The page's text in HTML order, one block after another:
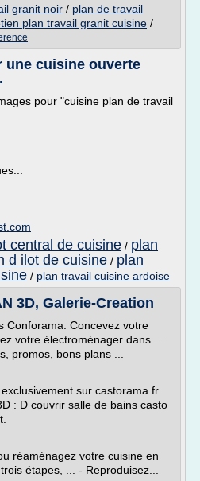
granit noir / plan de travail
plan travail granit cuisine /
une cuisine ouverte
pour "cuisine plan de travail
central de cuisine / plan
d ilot de cuisine / plan
/ plan travail cuisine ardoise
3D, Galerie-Creation
Conforama. Concevez votre
votre électroménager dans ...
promos, bons plans ...
sur castorama.fr.
: D couvrir salle de bains casto
réaménagez votre cuisine en
étapes, ... - Reproduisez...